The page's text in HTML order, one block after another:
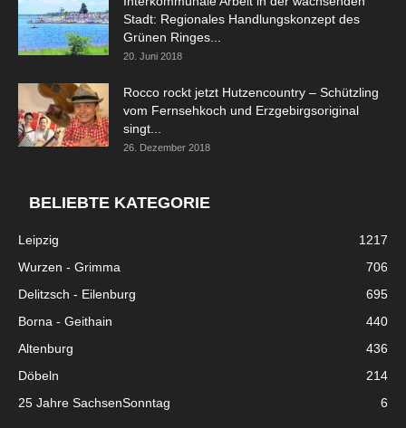
Stadt: Regionales Handlungskonzept des
Grünen Ringes...
20. Juni 2018
Rocco rockt jetzt Hutzencountry – Schützling
vom Fernsehkoch und Erzgebirgsoriginal
singt...
26. Dezember 2018
BELIEBTE KATEGORIE
Leipzig
1217
Wurzen - Grimma
706
Delitzsch - Eilenburg
695
Borna - Geithain
440
Altenburg
436
Döbeln
214
25 Jahre SachsenSonntag
6